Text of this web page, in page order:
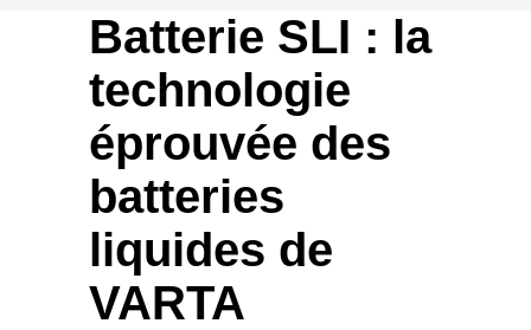
Batterie SLI : la
technologie
éprouvée des
batteries
liquides de
VARTA